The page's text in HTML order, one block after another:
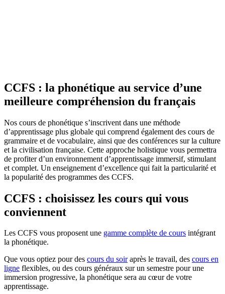
CCFS : la phonétique au service d’une
meilleure compréhension du français
Nos cours de phonétique s’inscrivent dans une méthode
d’apprentissage plus globale qui comprend également des cours de
grammaire et de vocabulaire, ainsi que des conférences sur la culture
et la civilisation française. Cette approche holistique vous permettra
de profiter d’un environnement d’apprentissage immersif, stimulant
et complet. Un enseignement d’excellence qui fait la particularité et
la popularité des programmes des CCFS.
CCFS : choisissez les cours qui vous
conviennent
Les CCFS vous proposent une gamme complète de cours intégrant
la phonétique.
Que vous optiez pour des cours du soiraprès le travail, des cours en
ligne flexibles, ou des cours généraux sur un semestre pour une
immersion progressive, la phonétique sera au cœur de votre
apprentissage.